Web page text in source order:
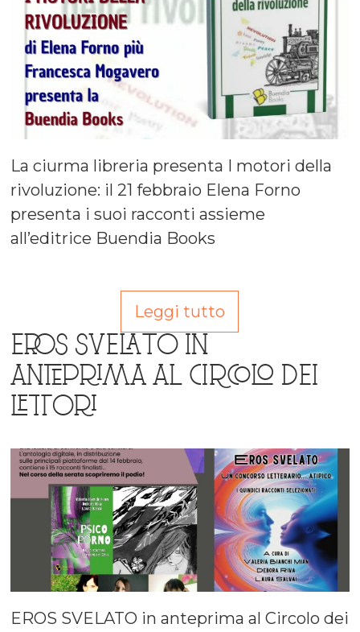
La ciurma libreria presenta I motori della
rivoluzione: il 21 febbraio Elena Forno
presenta i suoi racconti assieme
all’editrice Buendia Books
Leggi tutto
EROS SVELATO IN
ANTEPRIMA AL CIRCOLO DEI
LETTORI
EROS SVELATO in anteprima al Circolo dei